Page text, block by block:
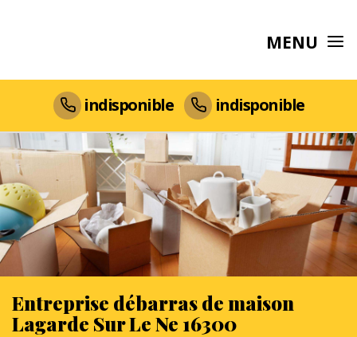
MENU
indisponible indisponible
Entreprise débarras de maison
Lagarde Sur Le Ne 16300